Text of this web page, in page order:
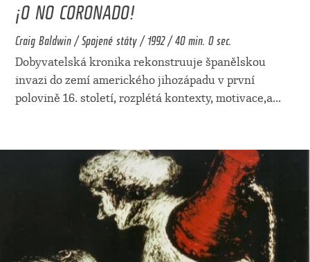
¡O NO CORONADO!
Craig Baldwin / Spojené státy / 1992 / 40 min. 0 sec.
Dobyvatelská kronika rekonstruuje španělskou
invazi do zemí amerického jihozápadu v první
polovině 16. století, rozplétá kontexty, motivace,a...